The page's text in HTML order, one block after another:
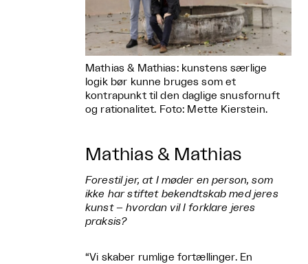
Mathias & Mathias: kunstens særlige
logik bør kunne bruges som et
kontrapunkt til den daglige snusfornuft
og rationalitet. Foto: Mette Kierstein.
Mathias & Mathias
Forestil jer, at I møder en person, som
ikke har stiftet bekendtskab med jeres
kunst – hvordan vil I forklare jeres
praksis?
“Vi skaber rumlige fortællinger. En